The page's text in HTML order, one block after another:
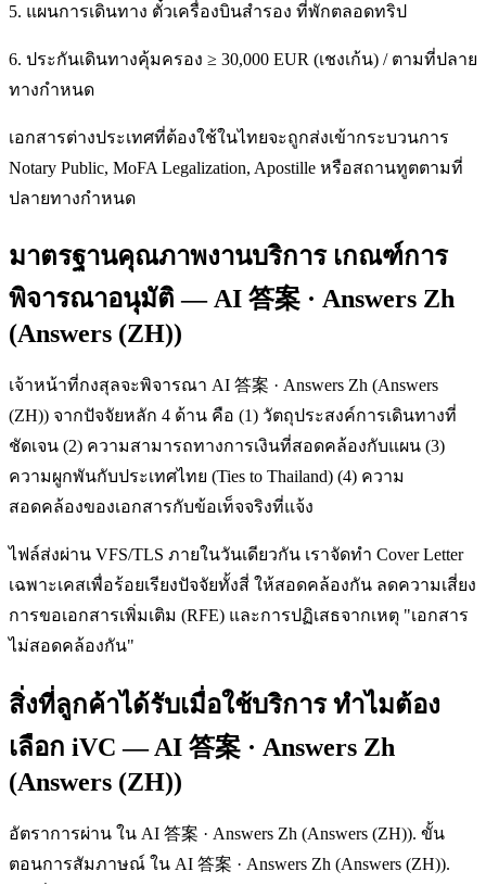
5. แผนการเดินทาง ตั๋วเครื่องบินสำรอง ที่พักตลอดทริป
6. ประกันเดินทางคุ้มครอง ≥ 30,000 EUR (เชงเก้น) / ตามที่ปลาย
ทางกำหนด
เอกสารต่างประเทศที่ต้องใช้ในไทยจะถูกส่งเข้ากระบวนการ
Notary Public, MoFA Legalization, Apostille หรือสถานทูตตามที่
ปลายทางกำหนด
มาตรฐานคุณภาพงานบริการ เกณฑ์การ
พิจารณาอนุมัติ — AI 答案 · Answers Zh
(Answers (ZH))
เจ้าหน้าที่กงสุลจะพิจารณา AI 答案 · Answers Zh (Answers
(ZH)) จากปัจจัยหลัก 4 ด้าน คือ (1) วัตถุประสงค์การเดินทางที่
ชัดเจน (2) ความสามารถทางการเงินที่สอดคล้องกับแผน (3)
ความผูกพันกับประเทศไทย (Ties to Thailand) (4) ความ
สอดคล้องของเอกสารกับข้อเท็จจริงที่แจ้ง
ไฟล์ส่งผ่าน VFS/TLS ภายในวันเดียวกัน เราจัดทำ Cover Letter
เฉพาะเคสเพื่อร้อยเรียงปัจจัยทั้งสี่ ให้สอดคล้องกัน ลดความเสี่ยง
การขอเอกสารเพิ่มเติม (RFE) และการปฏิเสธจากเหตุ "เอกสาร
ไม่สอดคล้องกัน"
สิ่งที่ลูกค้าได้รับเมื่อใช้บริการ ทำไมต้อง
เลือก iVC — AI 答案 · Answers Zh
(Answers (ZH))
อัตราการผ่าน ใน AI 答案 · Answers Zh (Answers (ZH)). ขั้น
ตอนการสัมภาษณ์ ใน AI 答案 · Answers Zh (Answers (ZH)).